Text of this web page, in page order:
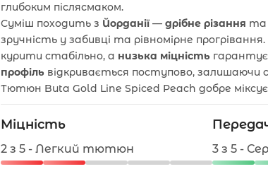
глибоким післясмаком.
Суміш походить з Йорданії — дрібне різання та
зручність у забивці та рівномірне прогрівання.
курити стабільно, а низька міцність гарантує
профіль відкривається поступово, залишаючи
Тютюн Buta Gold Line Spiced Peach добре
Міцність
2 з 5 - Легкий тютюн 3 з 5 -